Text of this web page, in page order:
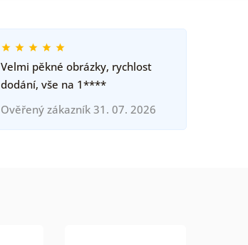
Velmi pěkné obrázky, rychlost
dodání, vše na 1****
Ověřený zákazník 31. 07. 2026